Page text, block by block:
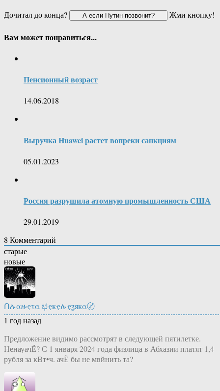
Дочитал до конца?
Жми кнопку!
Вам может понравиться...
Пенсионный возраст
14.06.2018
Выручка Huawei растет вопреки санкциям
05.01.2023
Россия разрушила атомную промышленность США
29.01.2019
8 Комментарий
старые
новые
Ոሉαዙҿτα ಭҿҝҿሉҿʓяҝα〄
1 год назад
Предложение видимо рассмотрят в следующей пятилетке.
НенауачЁ? С 1 января 2024 года физлица в Абхазии платят 1,4
рубля за кВт•ч. ачЁ бы не мвйнить та?